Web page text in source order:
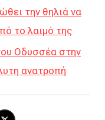
την θηλιά να
το λαιμό της
Οδυσσέα στην
ανατροπή